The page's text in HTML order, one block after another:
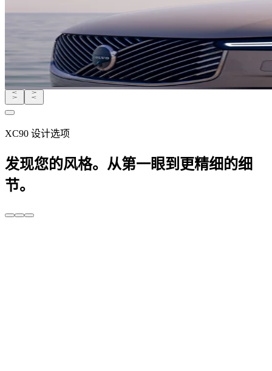
XC90 设计选项
发现您的风格。从第一眼到更精细的细
节。